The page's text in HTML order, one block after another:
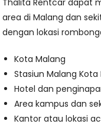
Thalita Rentcar dapat
area di Malang dan
dengan lokasi
Kota Malang
Stasiun Malang Kota
Hotel dan
Area kampus dan
Kantor atau lokasi